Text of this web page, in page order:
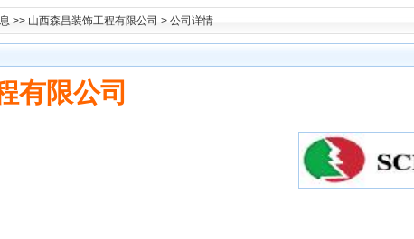
>> 山西森昌装饰工程有限公司 > 公司详情
有限公司